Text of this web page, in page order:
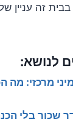
בבית זה עניין
לנושא:
מיני מרכזי:
שכור בלי